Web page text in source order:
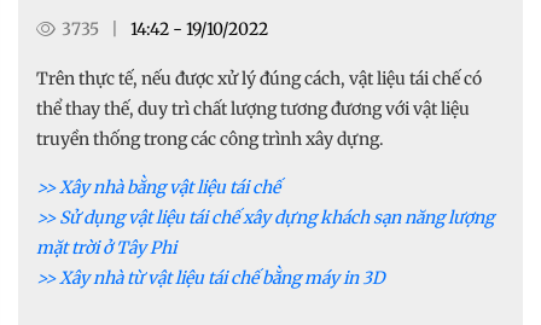
3735 14:42 - 19/10/2022
Trên thực tế, nếu được xử lý đúng cách, vật liệu tái chế có
thể thay thế, duy trì chất lượng tương đương với vật liệu
truyền thống trong các công trình xây dựng.
>> Xây nhà bằng vật liệu tái chế
>> Sử dụng vật liệu tái chế xây dựng khách sạn năng lượng
mặt trời ở Tây Phi
>> Xây nhà từ vật liệu tái chế bằng máy in 3D